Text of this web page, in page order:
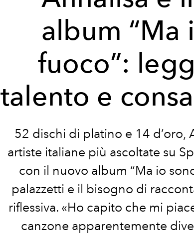
album “Ma
fuoco”:
talento e
52 dischi di platino e 14 d’oro,
artiste italiane più ascoltate su
con il nuovo album “Ma io
palazzetti e il bisogno di
riflessiva. «Ho capito che mi
canzone apparentemente